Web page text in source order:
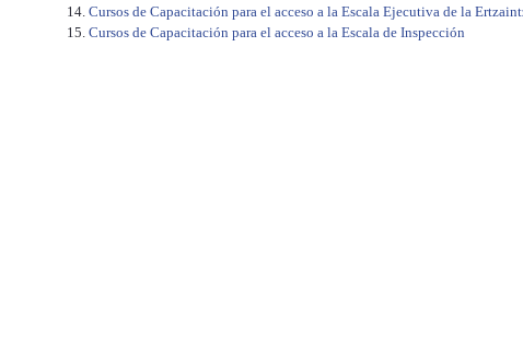
Cursos de Capacitación para el acceso a la Escala Ejecutiva de la
Cursos de Capacitación para el acceso a la Escala de Inspección